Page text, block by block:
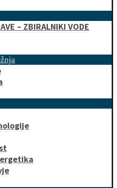
– ZBIRALNIKI VODE